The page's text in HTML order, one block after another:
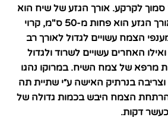
סמוך לקרקע. אורך הגזע של שיח הוא
45–400 ס"מ. כאשר אורך הגזע הוא פחות מ-50 ס"מ, קרוי
הצמח עשויים לגדול לאורך רב
האחרים עשויים לשרוד ולגדול
מרפא של צמח השיח. במרוקו נהגו
בנרתיק האישה ע״י שתיית תה
הצמח היבש בכמות גדולה של
דקות.